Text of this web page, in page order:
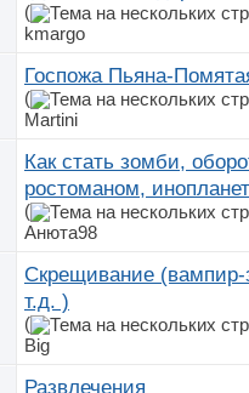
(
kmargo
Госпожа Пьяна-
(
Martini
Как стать зомби,
ростоманом,
(
Анюта98
Скрещивание
т.д. )
(
Big
Развлечения